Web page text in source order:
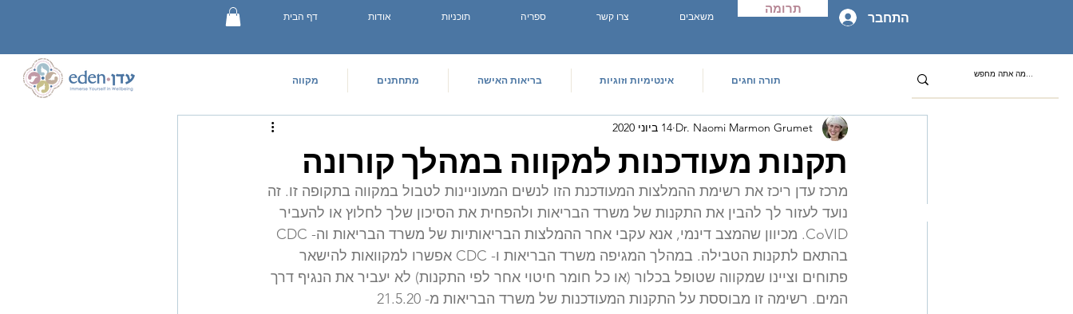
דף הבית אודות תוכניות ספריה צרו קשר משאבים
תרומה
התחבר
מקווה מתחתנים בריאות האישה אינטימיות וזוגיות תורה וחגים
תקנות מעודכנות למקווה במהלך קורונה
Dr. Naomi Marmon Grumet 14 ביוני 2020
מרכז עדן ריכז את רשימת ההמלצות המעודכנת הזו לנשים המעוניינות לטבול במקווה בתקופה זו. זה
נועד לעזור לך להבין את התקנות של משרד הבריאות ולהפחית את הסיכון שלך לחלוץ או להעביר
בהתאם לתקנות הטבילה. במהלך המגיפה משרד הבריאות ו- CDC אפשרו למקוואות להישאר
פתוחים וציינו שמקווה שטופל בכלור (או כל חומר חיטוי אחר לפי התקנות) לא יעביר את הנגיף דרך
המים. רשימה זו מבוססת על התקנות המעודכנות של משרד הבריאות מ- 21.5.20